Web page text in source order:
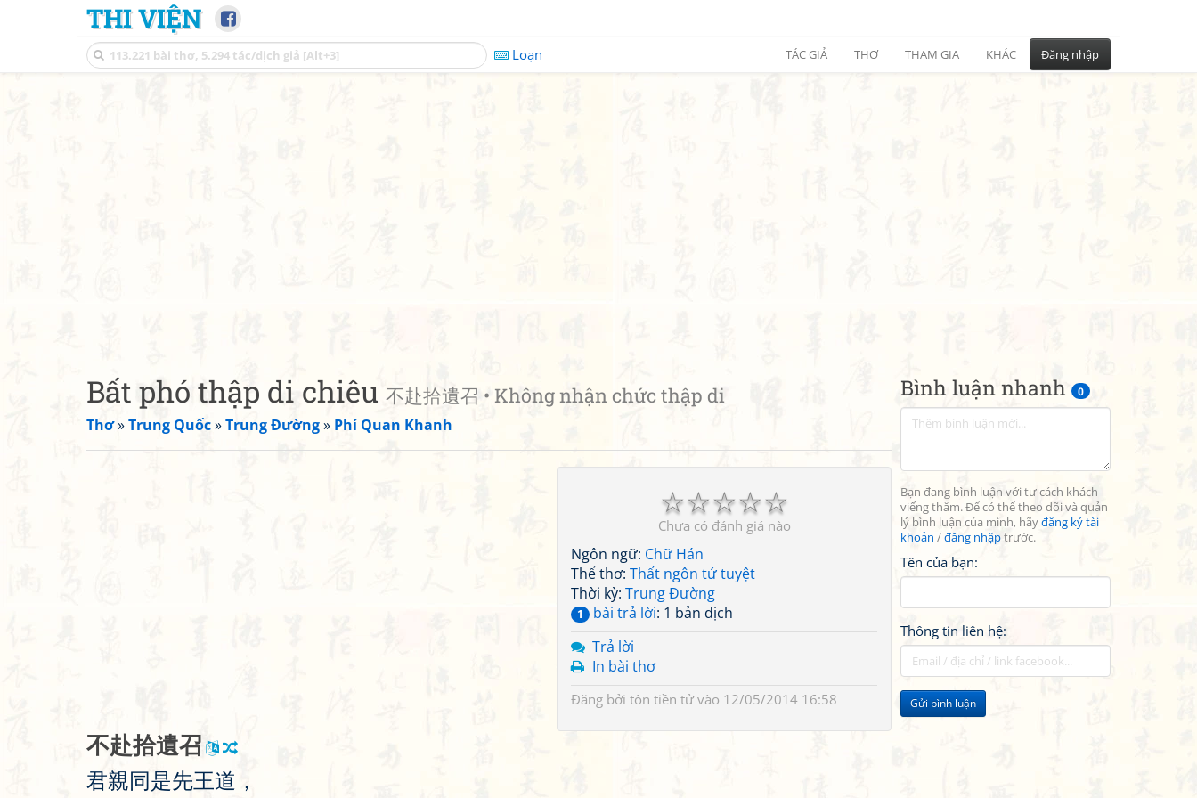
THI VIỆN
Loạn TÁC GIẢ THƠ THAM GIA KHÁC Đăng nhập
Bình luận nhanh 0
Bạn đang bình luận với tư cách khách
viếng thăm. Để có thể theo dõi và quản
lý bình luận của mình, hãyđăng ký tài
khoản /đăng nhậptrước.
Tên của bạn:
Thông tin liên hệ:
Gửi bình luận
Bất phó thập di chiêu 不赴拾遺召 • Không nhận chức thập di
Thơ»Trung Quốc»Trung Đường» Phí Quan Khanh
☆
☆
☆
☆
☆
Chưa có đánh giá nào
Ngôn ngữ: Chữ Hán
Thể thơ: Thất ngôn tứ tuyệt
Thời kỳ: Trung Đường
1 bài trả lời: 1 bản dịch
Trả lời
In bài thơ
Đăng bởi tôn tiền tửvào 12/05/2014 16:58
不赴拾遺召
君親同是先王道 ，